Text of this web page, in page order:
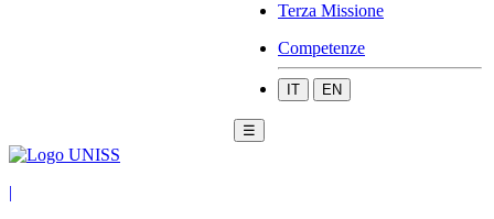
Terza Missione
Competenze
IT EN
☰
|